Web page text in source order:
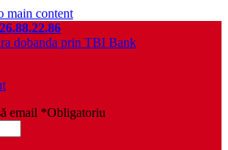
main content
dobanda prin TBI Bank
email *Obligatoriu